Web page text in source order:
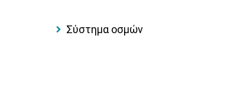
Σύστημα οσμών